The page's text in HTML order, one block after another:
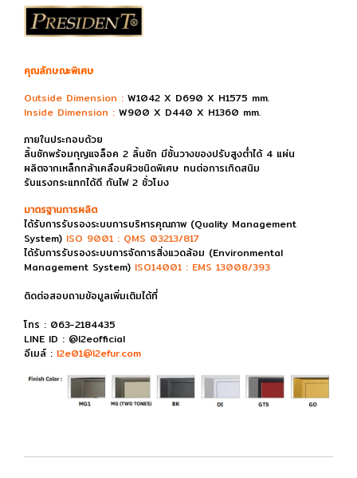
คุณลักษณะพิเศษ
Outside Dimension : W1042 X D690 X H1575 mm.
Inside Dimension : W900 X D440 X H1360 mm.
ภายในประกอบด้วย
ลิ้นชักพร้อมกุญแจล็อค 2 ลิ้นชัก มีชั้นวางของปรับสูงต่ำได้ 4 แผ่น
ผลิตจากเหล็กกล้าเคลือบผิวชนิดพิเศษ ทนต่อการเกิดสนิม
รับแรงกระแทกได้ดี กันไฟ 2 ชั่วโมง
มาตรฐานการผลิต
ได้รับการรับรองระบบการบริหารคุณภาพ (Quality Management
System) ISO 9001 : QMS 03213/817
ได้รับการรับรองระบบการจัดการสิ่งแวดล้อม (Environmental
Management System) ISO14001 : EMS 13008/393
ติดต่อสอบถามข้อมูลเพิ่มเติมได้ที่
โทร : 063-2184435
LINE ID : @l2eofficial
อีเมล์ : l2e01@l2efur.com